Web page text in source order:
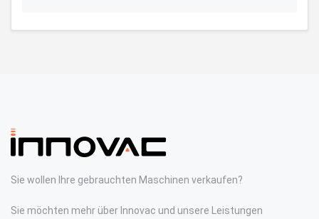
Sie wollen Ihre gebrauchten Maschinen verkaufen?
Sie möchten mehr über Innovac und unsere Leistungen